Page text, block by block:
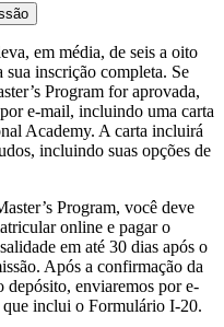
em média, de seis a oito
sua inscrição completa. Se
Program for aprovada,
e-mail, incluindo uma carta
Academy. A carta incluirá
incluindo suas opções de
Program, você deve
online e pagar o
em até 30 dias após o
Após a confirmação da
depósito, enviaremos por e-
inclui o Formulário I-20.